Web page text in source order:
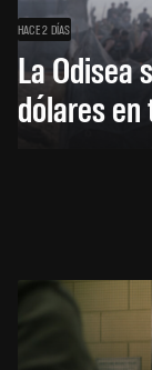
HACE 2 DÍAS
La Odisea
dólares